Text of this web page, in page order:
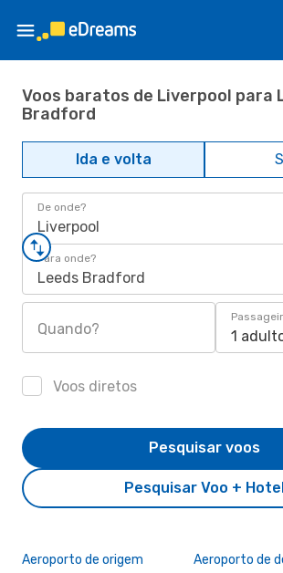
Voos baratos de Liverpool para
Bradford
Ida e volta
De onde?
Liverpool
Para onde?
Leeds Bradford
Quando? 1
Voos diretos
Pesquisar Voo +
Pesquisar voos
Aeroporto de origem Aeroporto de